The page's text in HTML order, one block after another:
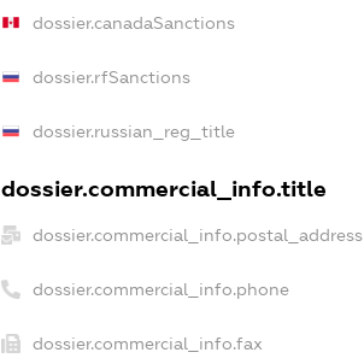
dossier.canadaSanctions
dossier.rfSanctions
dossier.russian_reg_title
dossier.commercial_info.title
dossier.commercial_info.postal_address
dossier.commercial_info.phone
dossier.commercial_info.fax